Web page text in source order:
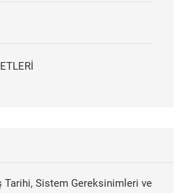
Tarihi, Sistem Gereksinimleri ve